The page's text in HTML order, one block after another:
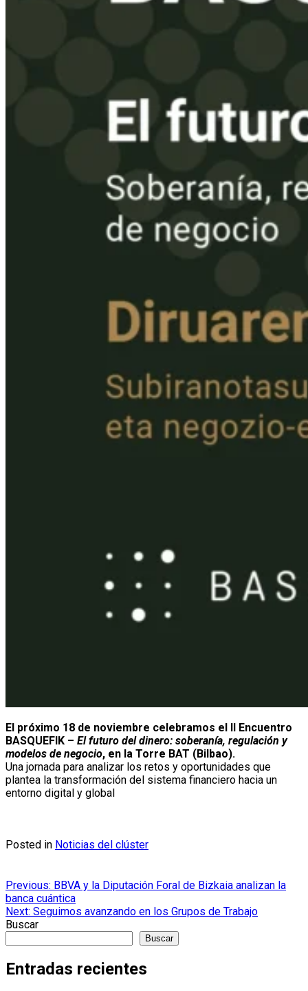
El próximo 18 de noviembre celebramos el II Encuentro
BASQUEFIK – El futuro del dinero: soberanía, regulación y
modelos de negocio, en la Torre BAT (Bilbao).
Una jornada para analizar los retos y oportunidades que
plantea la transformación del sistema financiero hacia un
entorno digital y global
Posted in Noticias del clúster
Navegación
de
entradas
Previous: BBVA y la Diputación Foral de Bizkaia analizan la
banca cuántica
Next: Seguimos avanzando en los Grupos de Trabajo
Buscar
Buscar
Entradas recientes